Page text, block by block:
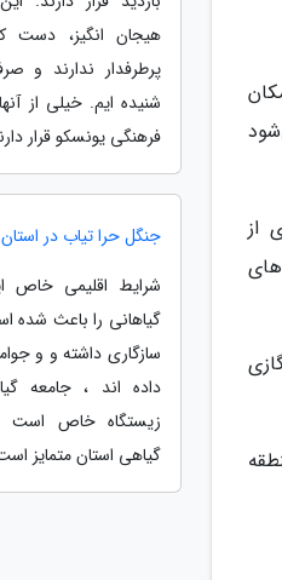
از
هیجان انگیز، دست
پرطرفدار ندارند و
شنیده ایم. خیلی از
فرهنگی یونسکو قرار
جنگل حرا تیاب در
شرایط اقلیمی خاص
گیاهانی را باعث شده
سازگاری داشته و و
داده اند ، جامعه
زیستگاه خاص است
گیاهی استان متمایز